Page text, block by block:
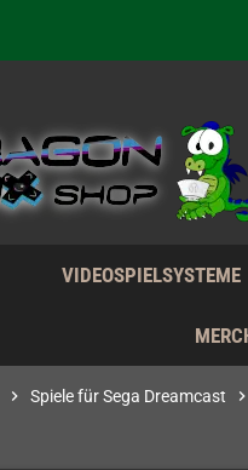
VIDEOSPIELSYSTEME
chevron_right Spiele für Sega Dreamcast chevron_right